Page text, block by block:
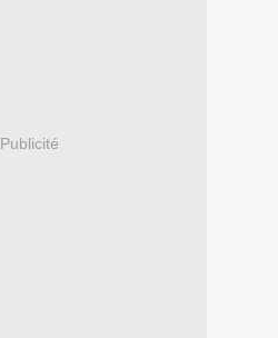
Publicité